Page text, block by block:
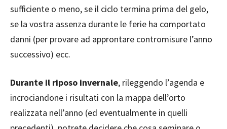
sufficiente o meno, se il ciclo termina prima del gelo,
se la vostra assenza durante le ferie ha comportato
danni (per provare ad approntare contromisure l’anno
successivo) ecc.
Durante il riposo invernale, rileggendo l’agenda e
incrociandone i risultati con la mappa dell’orto
realizzata nell’anno (ed eventualmente in quelli